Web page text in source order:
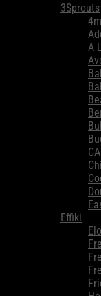
3Sprouts
A
Effiki